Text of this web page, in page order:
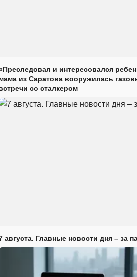
и интересовался
из Саратова вооружилась
со сталкером
августа. Главные новости дня – за